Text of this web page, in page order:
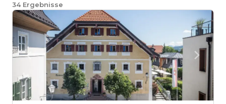
34 Ergebnisse